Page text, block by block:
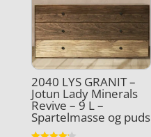
2040 LYS GRANIT –
Jotun Lady Minerals
Revive – 9 L –
Spartelmasse og puds